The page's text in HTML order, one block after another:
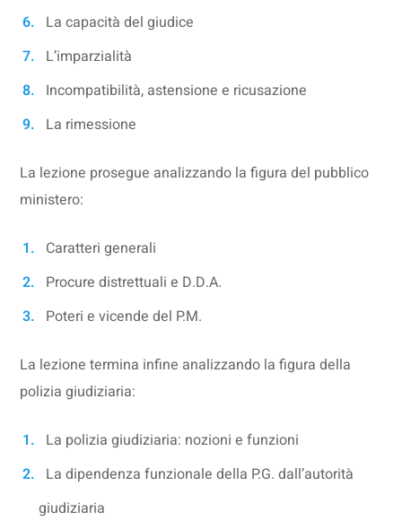
La capacità del giudice
L’imparzialità
Incompatibilità, astensione e ricusazione
La rimessione
La lezione prosegue analizzando la figura del pubblico
ministero:
Caratteri generali
Procure distrettuali e D.D.A.
Poteri e vicende del P.M.
La lezione termina infine analizzando la figura della
polizia giudiziaria:
La polizia giudiziaria: nozioni e funzioni
La dipendenza funzionale della P.G. dall’autorità
giudiziaria